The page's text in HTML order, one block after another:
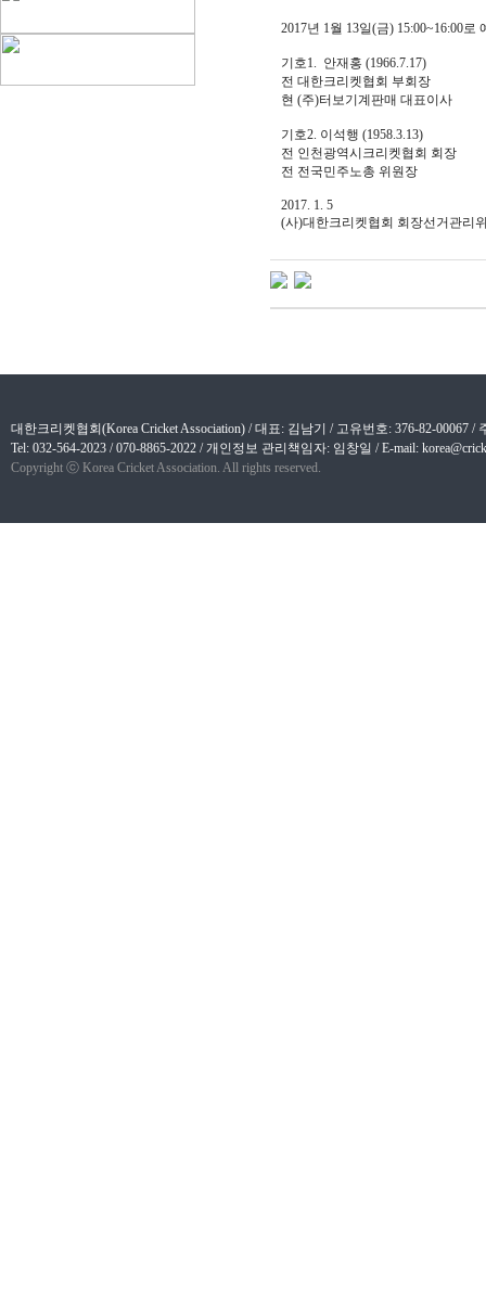
2017년 1월 13일(금) 15:00~16:00
기호1. 안재홍 (1966.7.17)
전 대한크리켓협회 부회장
현 (주)터보기계판매 대표이사
기호2. 이석행 (1958.3.13)
전 인천광역시크리켓협회 회장
전 전국민주노총 위원장
2017. 1. 5
(사)대한크리켓협회 회장선거관리
대한크리켓협회(Korea Cricket Association) / 대표: 김남기 / 고유번호: 376-82-00067
Tel: 032-564-2023 / 070-8865-2022 / 개인정보 관리책임자: 임창일 / E-mail:
Copyright ⓒ Korea Cricket Association. All rights reserved.